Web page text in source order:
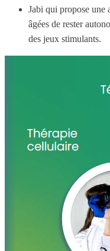
Jabi qui propose une
âgées de rester
des jeux stimulants.